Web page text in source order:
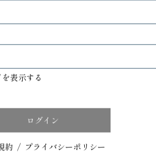
る味わいで、七夕のひとときをロマンチ
で、夏のはじまりを甘くお楽しみくださ
表示する
約 / プライバシーポリシー